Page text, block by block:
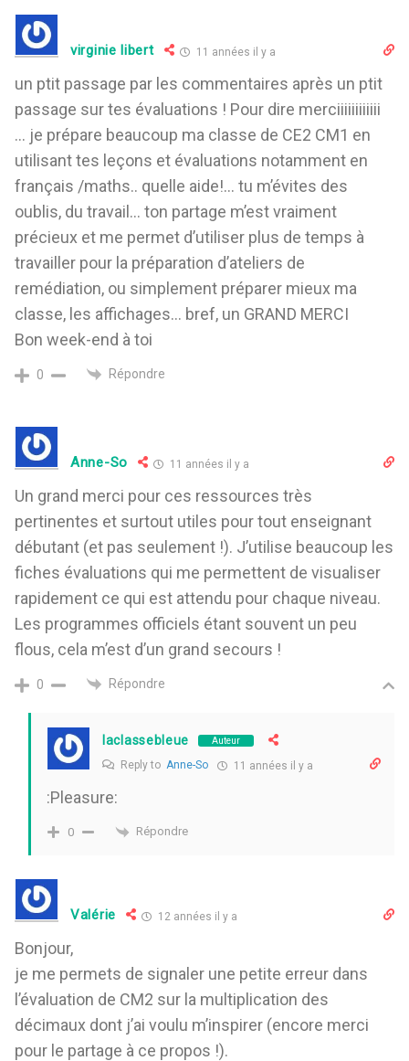
virginie libert 11 années il y a
un ptit passage par les commentaires après un ptit
passage sur tes évaluations ! Pour dire merciiiiiiiiiiii
… je prépare beaucoup ma classe de CE2 CM1 en
utilisant tes leçons et évaluations notamment en
français /maths.. quelle aide!… tu m’évites des
oublis, du travail… ton partage m’est vraiment
précieux et me permet d’utiliser plus de temps à
travailler pour la préparation d’ateliers de
remédiation, ou simplement préparer mieux ma
classe, les affichages… bref, un GRAND MERCI
Bon week-end à toi
0 Répondre
Anne-So 11 années il y a
Un grand merci pour ces ressources très
pertinentes et surtout utiles pour tout enseignant
débutant (et pas seulement !). J’utilise beaucoup les
fiches évaluations qui me permettent de visualiser
rapidement ce qui est attendu pour chaque niveau.
Les programmes officiels étant souvent un peu
flous, cela m’est d’un grand secours !
0 Répondre
laclassebleue Auteur
Reply to Anne-So 11 années il y a
:Pleasure:
0 Répondre
Valérie 12 années il y a
Bonjour,
je me permets de signaler une petite erreur dans
l’évaluation de CM2 sur la multiplication des
décimaux dont j’ai voulu m’inspirer (encore merci
pour le partage à ce propos !).